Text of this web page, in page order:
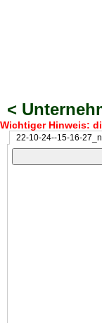
<
Wichtiger Hinweis:
22-10-24--15-16-